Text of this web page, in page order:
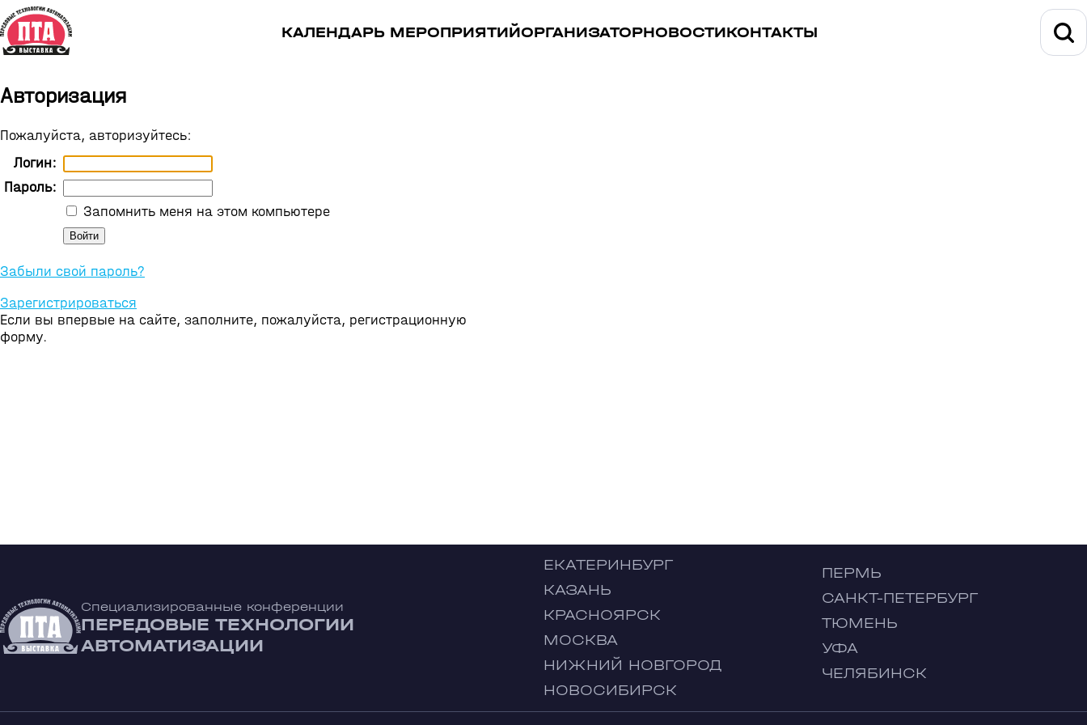
КАЛЕНДАРЬ МЕРОПРИЯТИЙОРГАНИЗАТОРНОВОСТИКОНТАКТЫ
Авторизация
Пожалуйста, авторизуйтесь:
Логин:
Пароль:
Запомнить меня на этом компьютере
Забыли свой пароль?
Зарегистрироваться
Если вы впервые на сайте, заполните, пожалуйста, регистрационную
форму.
Специализированные конференции
ПЕРЕДОВЫЕ ТЕХНОЛОГИИ
АВТОМАТИЗАЦИИ
ЕКАТЕРИНБУРГ
КАЗАНЬ
КРАСНОЯРСК
МОСКВА
НИЖНИЙ НОВГОРОД
НОВОСИБИРСК
ПЕРМЬ
САНКТ-ПЕТЕРБУРГ
ТЮМЕНЬ
УФА
ЧЕЛЯБИНСК